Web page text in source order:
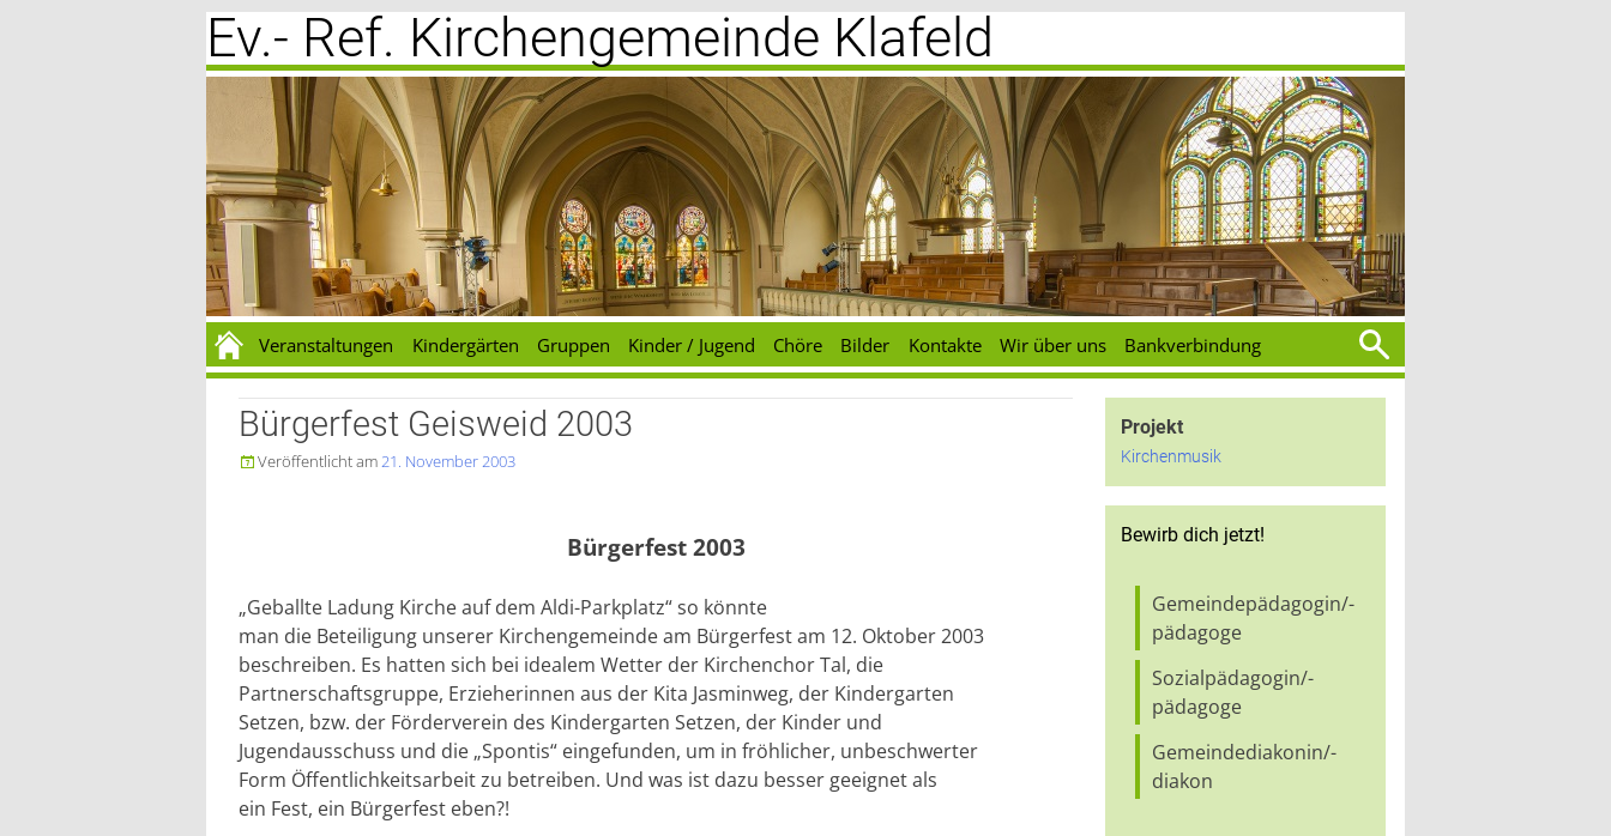
Zum
Inhalt
springen
Ev.- Ref. Kirchengemeinde Klafeld
Veranstaltungen Kindergärten Gruppen Kinder / Jugend Chöre Bilder Kontakte Wir über uns Bankverbindung
nach:
Projekt
Kirchenmusik
Bürgerfest Geisweid 2003
Veröffentlicht am21. November 2003
Bürgerfest 2003
„Geballte Ladung Kirche auf dem Aldi-Parkplatz“ so könnte
man die Beteiligung unserer Kirchengemeinde am Bürgerfest am 12. Oktober 2003
beschreiben. Es hatten sich bei idealem Wetter der Kirchenchor Tal, die
Partnerschaftsgruppe, Erzieherinnen aus der Kita Jasminweg, der Kindergarten
Setzen, bzw. der Förderverein des Kindergarten Setzen, der Kinder und
Jugendausschuss und die „Spontis“ eingefunden, um in fröhlicher, unbeschwerter
Form Öffentlichkeitsarbeit zu betreiben. Und was ist dazu besser geeignet als
ein Fest, ein Bürgerfest eben?!
Bewirb dich jetzt!
Gemeindepädagogin/-
pädagoge
Sozialpädagogin/-
pädagoge
Gemeindediakonin/-
diakon